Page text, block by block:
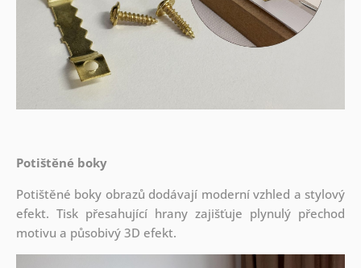
Potištěné boky
Potištěné boky obrazů dodávají moderní vzhled a stylový
efekt. Tisk přesahující hrany zajišťuje plynulý přechod
motivu a působivý 3D efekt.